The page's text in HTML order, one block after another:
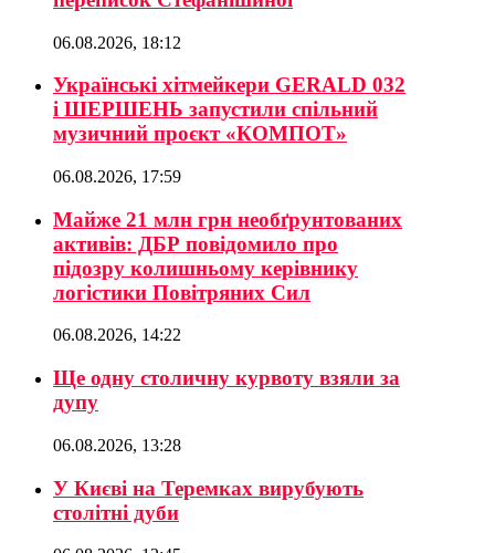
06.08.2026, 18:12
Українські хітмейкери GERALD 032
і ШЕРШЕНЬ запустили спільний
музичний проєкт «КОМПОТ»
06.08.2026, 17:59
Майже 21 млн грн необґрунтованих
активів: ДБР повідомило про
підозру колишньому керівнику
логістики Повітряних Сил
06.08.2026, 14:22
Ще одну столичну курвоту взяли за
дупу
06.08.2026, 13:28
У Києві на Теремках вирубують
столітні дуби